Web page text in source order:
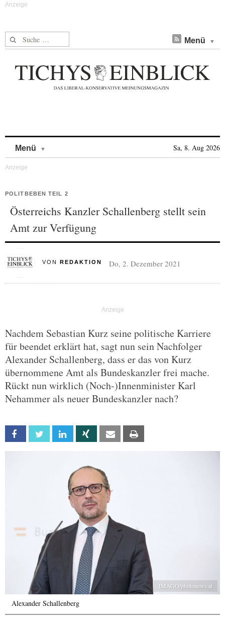
Suche nach: Menü
Menü Sa, 8. Aug 2026
POLITBEBEN TEIL 2
Österreichs Kanzler Schallenberg stellt sein
Amt zur Verfügung
VON REDAKTION Do, 2. Dezember 2021
Nachdem Sebastian Kurz seine politische Karriere
für beendet erklärt hat, sagt nun sein Nachfolger
Alexander Schallenberg, dass er das von Kurz
übernommene Amt als Bundeskanzler frei mache.
Rückt nun wirklich (Noch-)Innenminister Karl
Nehammer als neuer Bundeskanzler nach?
Facebook Twitter Linkedin Xing Email
IMAGO/photonews.at
Alexander Schallenberg